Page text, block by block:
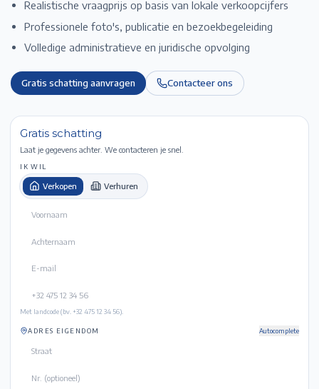
Realistische vraagprijs op basis van lokale verkoopcijfers
Professionele foto's, publicatie en bezoekbegeleiding
Volledige administratieve en juridische opvolging
Gratis schatting aanvragen Contacteer ons
Gratis schatting
Laat je gegevens achter. We contacteren je snel.
IK WIL
Verkopen Verhuren
Met landcode (bv. +32 475 12 34 56).
ADRES EIGENDOM Autocomplete